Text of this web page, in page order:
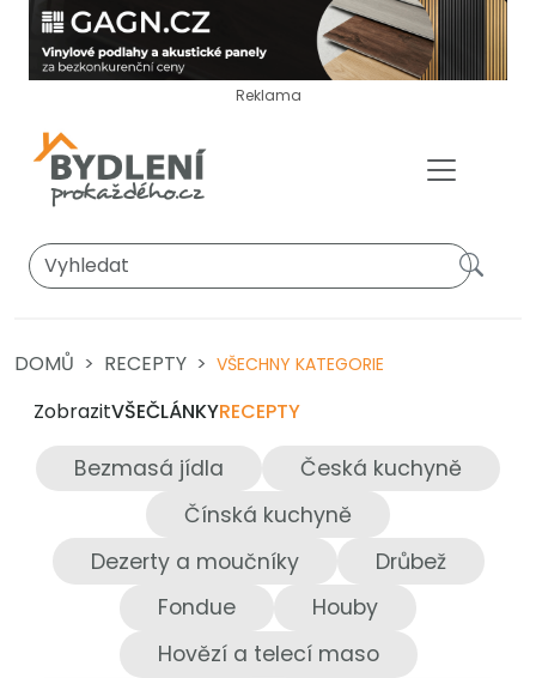
Reklama
DOMŮ RECEPTY VŠECHNY KATEGORIE
ZobrazitVŠEČLÁNKYRECEPTY
Bezmasá jídla
Česká kuchyně
Čínská kuchyně
Dezerty a moučníky
Drůbež
Fondue
Houby
Hovězí a telecí maso